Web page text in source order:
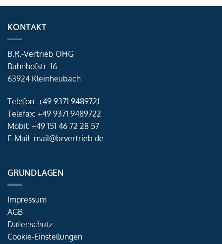
KONTAKT
B.R.-Vertrieb OHG
Bahnhofstr. 16
63924 Kleinheubach
Telefon: +49 9371 9489721
Telefax: +49 9371 9489722
Mobil: +49 151 46 72 28 57
E-Mail: mail@brvertrieb.de
GRUNDLAGEN
Impressum
AGB
Datenschutz
Cookie-Einstellungen